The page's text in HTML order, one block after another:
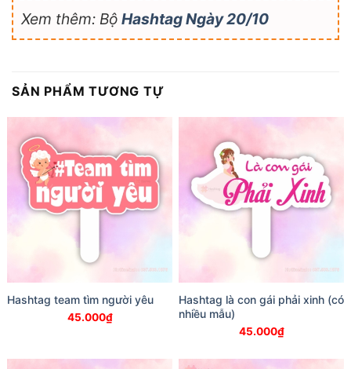
Xem thêm: Bộ Hashtag Ngày 20/10
SẢN PHẨM TƯƠNG TỰ
Hashtag team tìm người yêu
45.000₫
Hashtag là con gái phải xinh (có
nhiều mẫu)
45.000₫